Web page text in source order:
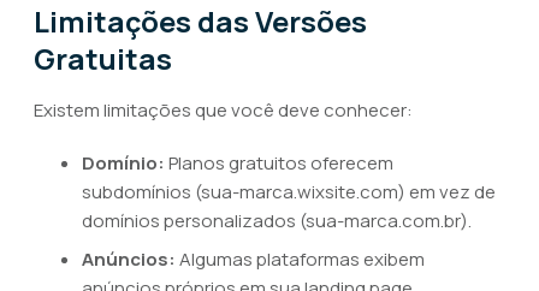
Limitações das Versões
Gratuitas
Existem limitações que você deve conhecer:
Domínio: Planos gratuitos oferecem
subdomínios (sua-marca.wixsite.com) em vez de
domínios personalizados (sua-marca.com.br).
Anúncios: Algumas plataformas exibem